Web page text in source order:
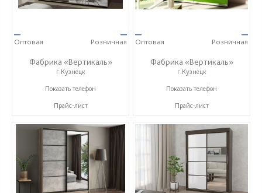
—
Оптовая
—
Розничная
Фабрика «Вертикаль»
г.Кузнецк
+7 (927) 38-059-88
Показать телефон
Прайс-лист
—
Оптовая
—
Розничная
Фабрика «Вертикаль»
г.Кузнецк
+7 (927) 38-059-88
Показать телефон
Прайс-лист